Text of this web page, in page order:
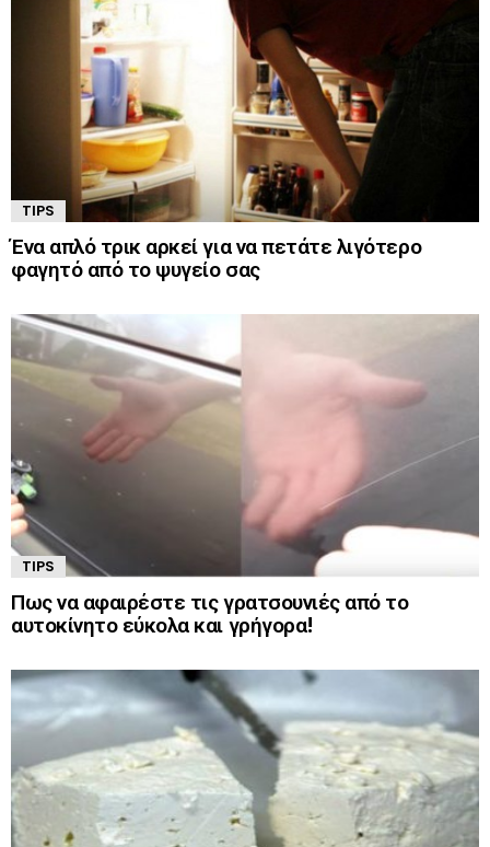
TIPS
Ένα απλό τρικ αρκεί για να πετάτε λιγότερο
φαγητό από το ψυγείο σας
TIPS
Πως να αφαιρέστε τις γρατσουνιές από το
αυτοκίνητο εύκολα και γρήγορα!